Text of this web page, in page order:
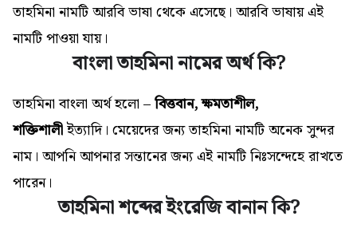
তাহমিনা নামটি আরবি ভাষা থেকে এসেছে। আরবি ভাষায় এই
নামটি পাওয়া যায়।
বাংলা তাহমিনা নামের অর্থ কি?
তাহমিনা বাংলা অর্থ হলো –বিত্তবান, ক্ষমতাশীল,
শক্তিশালীইত্যাদি। মেয়েদের জন্য তাহমিনা নামটি অনেক সুন্দর
নাম। আপনি আপনার সন্তানের জন্য এইনামটিনিঃসন্দেহে রাখতে
পারেন।
তাহমিনা শব্দের ইংরেজি বানান কি?